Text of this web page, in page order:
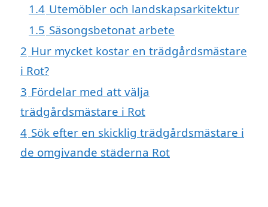
1.4 Utemöbler och landskapsarkitektur
1.5 Säsongsbetonat arbete
2 Hur mycket kostar en trädgårdsmästare
i Rot?
3 Fördelar med att välja
trädgårdsmästare i Rot
4 Sök efter en skicklig trädgårdsmästare i
de omgivande städerna Rot